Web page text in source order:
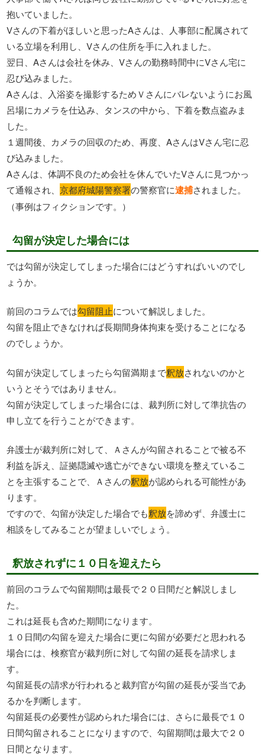
抱いていました。
Vさんの下着がほしいと思ったAさんは、人事部に配属されて
いる立場を利用し、Vさんの住所を手に入れました。
翌日、Aさんは会社を休み、Vさんの勤務時間中にVさん宅に
忍び込みました。
Aさんは、入浴姿を撮影するためＶさんにバレないようにお風
呂場にカメラを仕込み、タンスの中から、下着を数点盗みま
した。
１週間後、カメラの回収のため、再度、AさんはVさん宅に忍
び込みました。
Aさんは、体調不良のため会社を休んでいたVさんに見つかっ
て通報され、京都府城陽警察署の警察官に逮捕されました。
（事例はフィクションです。）
勾留が決定した場合には
では勾留が決定してしまった場合にはどうすればいいのでし
ょうか。
前回のコラムでは勾留阻止について解説しました。
勾留を阻止できなければ長期間身体拘束を受けることになる
のでしょうか。
勾留が決定してしまったら勾留満期まで釈放されないのかと
いうとそうではありません。
勾留が決定してしまった場合には、裁判所に対して準抗告の
申し立てを行うことができます。
弁護士が裁判所に対して、Ａさんが勾留されることで被る不
利益を訴え、証拠隠滅や逃亡ができない環境を整えているこ
とを主張することで、Ａさんの釈放が認められる可能性があ
ります。
ですので、勾留が決定した場合でも釈放を諦めず、弁護士に
相談をしてみることが望ましいでしょう。
釈放されずに１０日を迎えたら
前回のコラムで勾留期間は最長で２０日間だと解説しまし
た。
これは延長も含めた期間になります。
１０日間の勾留を迎えた場合に更に勾留が必要だと思われる
場合には、検察官が裁判所に対して勾留の延長を請求しま
す。
勾留延長の請求が行われると裁判官が勾留の延長が妥当であ
るかを判断します。
勾留延長の必要性が認められた場合には、さらに最長で１０
日間勾留されることになりますので、勾留期間は最大で２０
日間となります。